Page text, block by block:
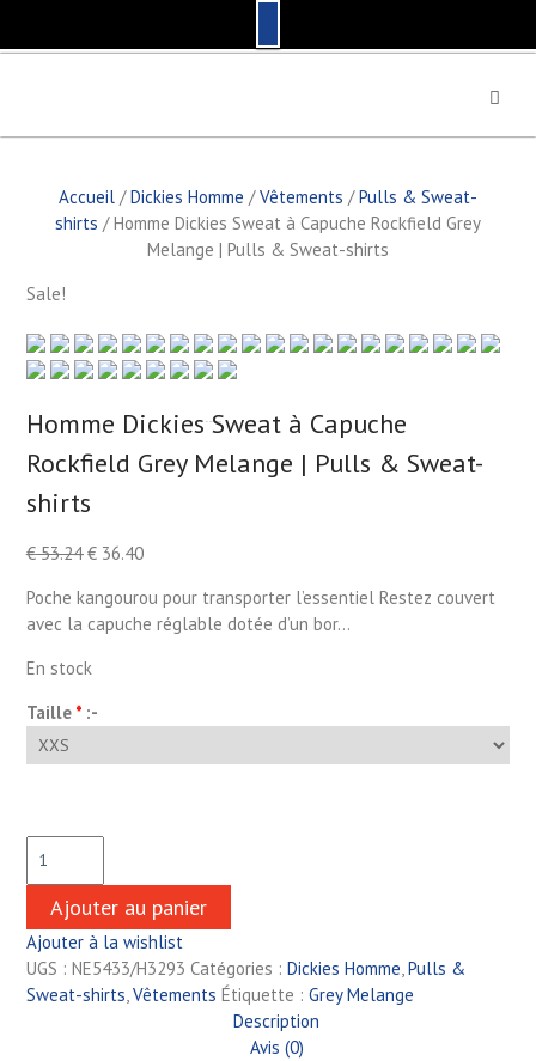
p
Accueil/Dickies Homme /Vêtements /Pulls & Sweat-
shirts / Homme Dickies Sweat à Capuche Rockfield Grey
Melange | Pulls & Sweat-shirts
Sale!
Homme Dickies Sweat à Capuche
Rockfield Grey Melange | Pulls & Sweat-
shirts
€53.24 €36.40
Poche kangourou pour transporter l’essentiel Restez couvert
avec la capuche réglable dotée d’un bor…
En stock
Taille *:-
Ajouter au panier
Ajouter à la wishlist
UGS : NE5433/H3293 Catégories : Dickies Homme,Pulls &
Sweat-shirts,Vêtements Étiquette : Grey Melange
Description
Avis (0)